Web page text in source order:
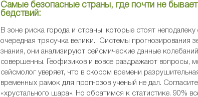
Самые безопасные страны, где почти не
бедствий:
В зоне риска города и страны, которые стоят
очередная трясучка велики. Системы прогнозирования
знания, они анализируют сейсмические данные
совершенны. Геофизиков и вовсе раздражают вопросы,
сейсмолог уверяет, что в скором времени
временных рамок для прогнозов ученый не дал.
«хрустального шара». Но обратимся к статистике. 90%